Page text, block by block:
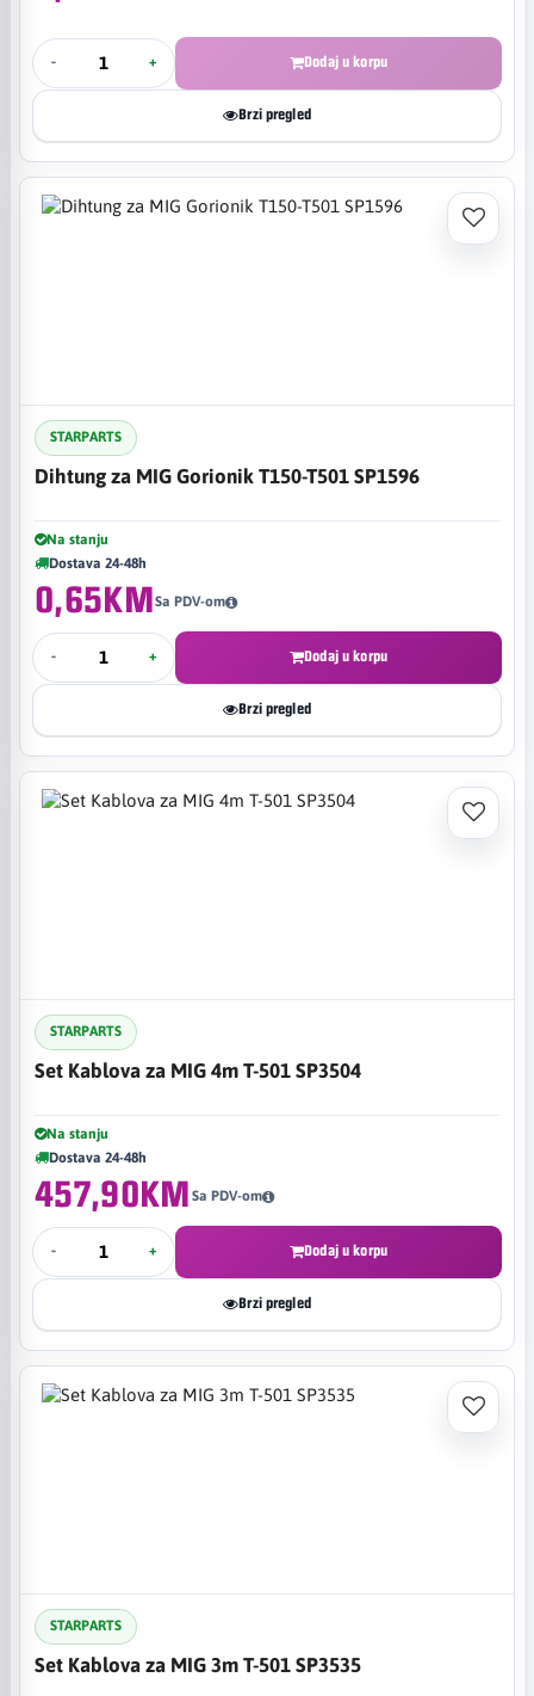
- + Dodaj u korpu
Brzi pregled
STARPARTS
Dihtung za MIG Gorionik T150-T501 SP1596
Na stanju
Dostava 24-48h
0,65KMSa PDV-om
- + Dodaj u korpu
Brzi pregled
STARPARTS
Set Kablova za MIG 4m T-501 SP3504
Na stanju
Dostava 24-48h
457,90KM Sa PDV-om
- + Dodaj u korpu
Brzi pregled
STARPARTS
Set Kablova za MIG 3m T-501 SP3535